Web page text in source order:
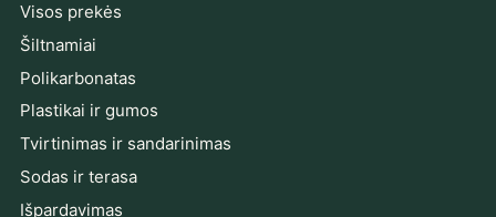
Visos prekės
Šiltnamiai
Polikarbonatas
Plastikai ir gumos
Tvirtinimas ir sandarinimas
Sodas ir terasa
Išpardavimas